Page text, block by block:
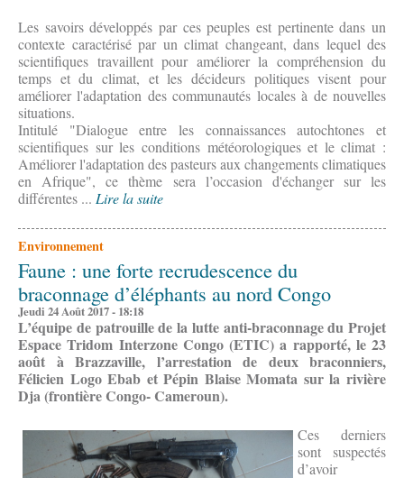
Les savoirs développés par ces peuples est pertinente dans un
contexte caractérisé par un climat changeant, dans lequel des
scientifiques travaillent pour améliorer la compréhension du
temps et du climat, et les décideurs politiques visent pour
améliorer l'adaptation des communautés locales à de nouvelles
situations.
Intitulé "Dialogue entre les connaissances autochtones et
scientifiques sur les conditions météorologiques et le climat :
Améliorer l'adaptation des pasteurs aux changements climatiques
en Afrique", ce thème sera l’occasion d'échanger sur les
différentes ... Lire la suite
Environnement
Faune : une forte recrudescence du
braconnage d’éléphants au nord Congo
Jeudi 24 Août 2017 - 18:18
L’équipe de patrouille de la lutte anti-braconnage du Projet
Espace Tridom Interzone Congo (ETIC) a rapporté, le 23
août à Brazzaville, l’arrestation de deux braconniers,
Félicien Logo Ebab et Pépin Blaise Momata sur la rivière
Dja (frontière Congo- Cameroun).
Ces derniers
sont suspectés
d’avoir